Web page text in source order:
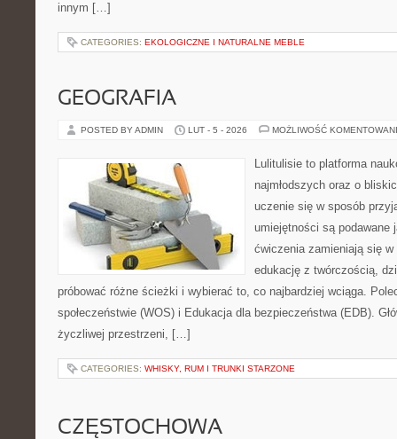
innym […]
CATEGORIES: EKOLOGICZNE I NATURALNE MEBLE
GEOGRAFIA
POSTED BY ADMIN LUT - 5 - 2026 MOŻLIWOŚĆ
Lulitulisie to platforma
najmłodszych oraz o
uczenie się w sposób
umiejętności są podawane
ćwiczenia zamieniają się
edukację z twórczością,
próbować różne ścieżki i wybierać to, co najbardziej wciąga.
społeczeństwie (WOS) i Edukacja dla bezpieczeństwa (EDB).
życzliwej przestrzeni, […]
CATEGORIES: WHISKY, RUM I TRUNKI STARZONE
CZĘSTOCHOWA